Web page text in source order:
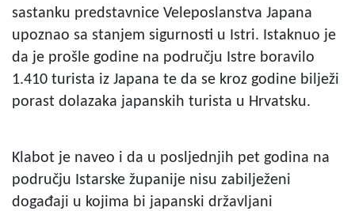
sastanku predstavnice Veleposlanstva Japana
upoznao sa stanjem sigurnosti u Istri. Istaknuo je
da je prošle godine na području Istre boravilo
1.410 turista iz Japana te da se kroz godine bilježi
porast dolazaka japanskih turista u Hrvatsku.
Klabot je naveo i da u posljednjih pet godina na
području Istarske županije nisu zabilježeni
događaji u kojima bi japanski državljani